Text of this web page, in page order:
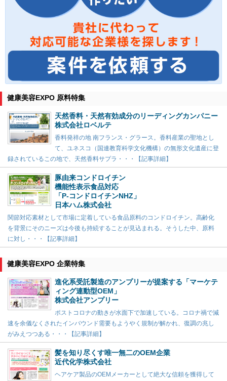
健康美容EXPO 原料特集
天然香料・天然有効成分のリーディングカンパニー
株式会社ロベルテ
香料発祥の地 南フランス・グラース。香料産業の聖地とし
て、ユネスコ（国連教育科学文化機構）の無形文化遺産に登
録されているこの地で、天然香料サプラ・・・【記事詳細】
豚由来コンドロイチン
機能性表示食品対応
「P-コンドロイチンNHZ」
日本ハム株式会社
関節対応素材として市場に定着している食品原料のコンドロイチン。高齢化
を背景にそのニーズは今後も持続することが見込まれる。そうした中、原料
に対し・・・【記事詳細】
健康美容EXPO 企業特集
進化系受託製造のアンプリーが提案する「マーケテ
ィング連動型OEM」
株式会社アンプリー
ポストコロナの動きが水面下で加速している。コロナ禍で減
速を余儀なくされたインバウンド需要もようやく規制が解かれ、復調の兆し
がみえつつある・・・【記事詳細】
髪を知り尽くす唯一無二のOEM企業
近代化学株式会社
ヘアケア製品のOEMメーカーとして絶大な信頼を獲得して